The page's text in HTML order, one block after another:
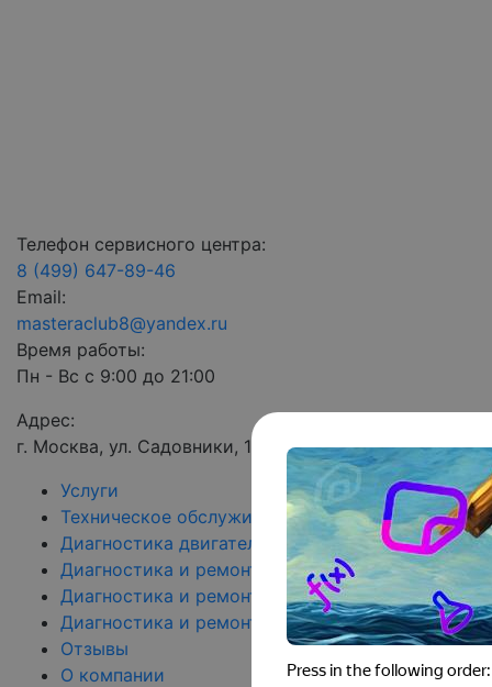
Телефон сервисного центра:
8 (499) 647-89-46
Email:
masteraclub8@yandex.ru
Время работы:
Пн - Вс с 9:00 до 21:00
Адрес:
г. Москва, ул. Садовники, 11А
Услуги
Техническое обслуживание
Диагностика двигателя
Диагностика и ремонт подвески
Диагностика и ремонт сцепления
Диагностика и ремонт топливной системы
Отзывы
О компании